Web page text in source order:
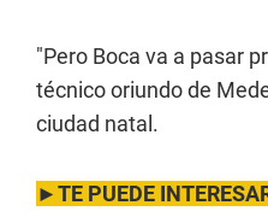
"Pero Boca va a pasar
técnico oriundo de
ciudad natal.
►TE PUEDE